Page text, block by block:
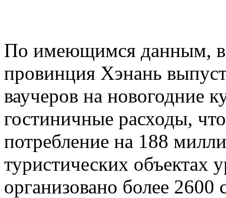
По имеющимся данным, в
провинция Хэнань
ваучеров на новогодние
гостиничные расходы,
потребление на 188
туристических
организовано более 2600